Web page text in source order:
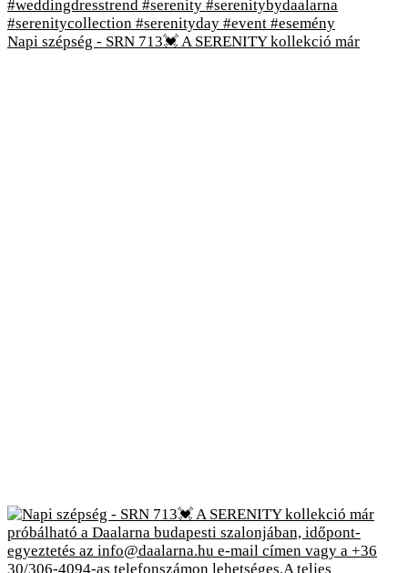
Napi szépség - SRN 713💓 A SERENITY kollekció már